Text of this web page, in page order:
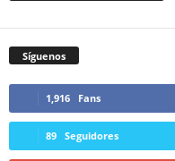
Síguenos
1,916 Fans
89 Seguidores